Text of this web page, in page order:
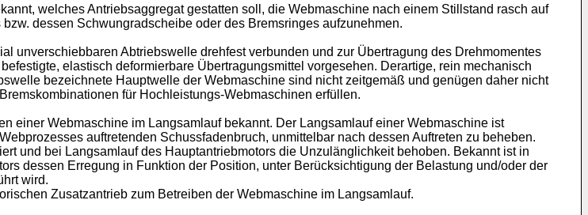
welches Antriebsaggregat gestatten soll, die Webmaschine nach einem Stillstand rasch auf
dessen Schwungradscheibe oder des Bremsringes aufzunehmen.
unverschiebbaren Abtriebswelle drehfest verbunden und zur Übertragung des Drehmomentes
elastisch deformierbare Übertragungsmittel vorgesehen. Derartige, rein mechanisch
bezeichnete Hauptwelle der Webmaschine sind nicht zeitgemäß und genügen daher nicht
für Hochleistungs-Webmaschinen erfüllen.
einer Webmaschine im Langsamlauf bekannt. Der Langsamlauf einer Webmaschine ist
auftretenden Schussfadenbruch, unmittelbar nach dessen Auftreten zu beheben.
und bei Langsamlauf des Hauptantriebmotors die Unzulänglichkeit behoben. Bekannt ist in
dessen Erregung in Funktion der Position, unter Berücksichtigung der Belastung und/oder der
wird.
Zusatzantrieb zum Betreiben der Webmaschine im Langsamlauf.